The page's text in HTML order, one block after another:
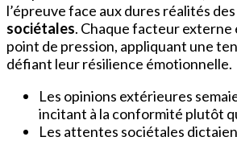
l’épreuve face aux dures réalités des
sociétales. Chaque facteur externe
point de pression, appliquant une
défiant leur résilience émotionnelle.
Les opinions extérieures
incitant à la conformité plutôt
Les attentes sociétales